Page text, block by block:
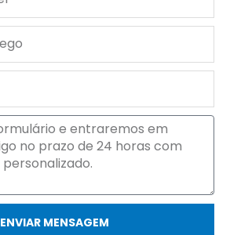
ENVIAR MENSAGEM